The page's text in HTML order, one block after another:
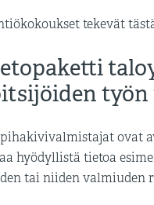
tekevät
ovat
hyödyllistä tietoa
tai niiden valmiuden